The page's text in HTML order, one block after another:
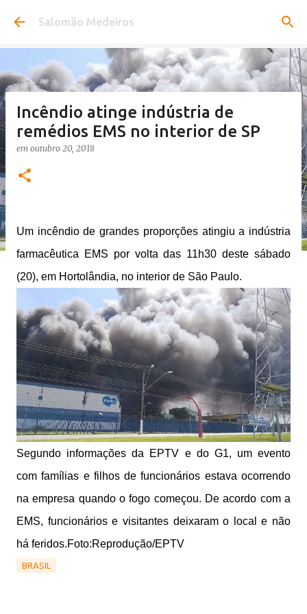
Pular para o conteúdo principal
Salomão Medeiros
Incêndio atinge indústria de
remédios EMS no interior de SP
em outubro 20, 2018
Um incêndio de grandes proporções atingiu a indústria
farmacêutica EMS por volta das 11h30 deste sábado
(20), em Hortolândia, no interior de São Paulo.
Segundo informações da EPTV e do G1, um evento
com famílias e filhos de funcionários estava ocorrendo
na empresa quando o fogo começou. De acordo com a
EMS, funcionários e visitantes deixaram o local e não
há feridos.Foto:Reprodução/EPTV
BRASIL